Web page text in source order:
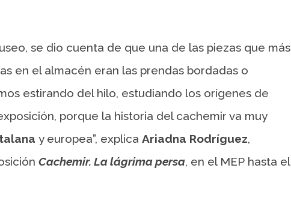
se dio cuenta de que una de las piezas que más
en el almacén eran las prendas bordadas o
estirando del hilo, estudiando los orígenes de
porque la historia del cachemir va muy
y europea”, explica Ariadna Rodríguez,
Cachemir. La lágrima persa, en el MEP hasta el